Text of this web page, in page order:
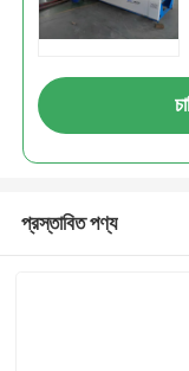
প্রস্তাবিত পণ্য